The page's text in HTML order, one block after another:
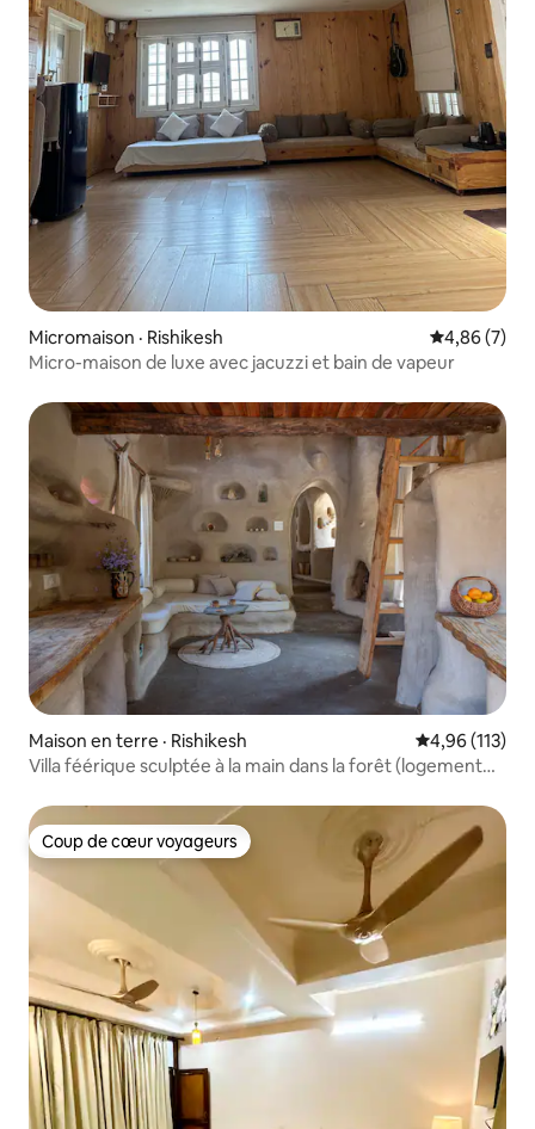
Micromaison · Rishikesh Note
4,86 (7)
Micro-maison de luxe avec jacuzzi et bain de vapeur
Maison en terre · Rishikesh Note
4,96 (113)
Villa féérique sculptée à la main dans la forêt (logement
Coup de cœur voyageurs
Coup de cœur voyageurs